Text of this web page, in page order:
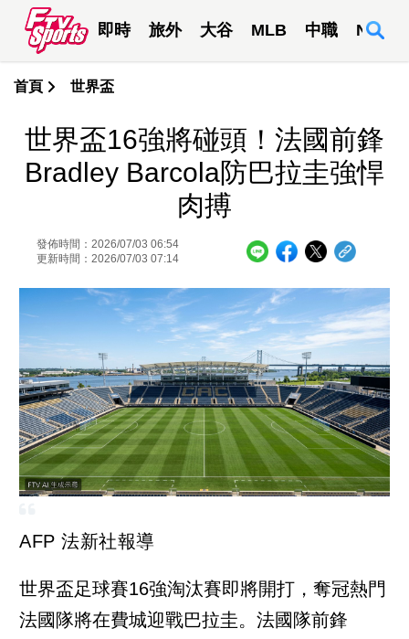
即時 旅外 大谷 MLB 中職 NBA
首頁 世界盃
世界盃16強將碰頭！法國前鋒
Bradley Barcola防巴拉圭強悍
肉搏
發佈時間：2026/07/03 06:54
更新時間：2026/07/03 07:14
AFP 法新社報導
世界盃足球賽16強淘汰賽即將開打，奪冠熱門
法國隊將在費城迎戰巴拉圭。法國隊前鋒